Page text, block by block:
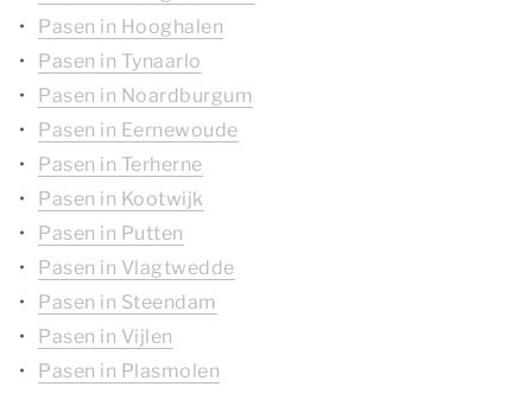
Pasen in Hooghalen
Pasen in Tynaarlo
Pasen in Noardburgum
Pasen in Eernewoude
Pasen in Terherne
Pasen in Kootwijk
Pasen in Putten
Pasen in Vlagtwedde
Pasen in Steendam
Pasen in Vijlen
Pasen in Plasmolen